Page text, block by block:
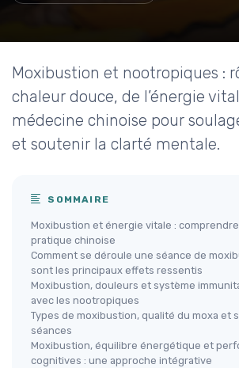
Moxibustion et nootropiques :
chaleur douce, de l’énergie
médecine chinoise pour
et soutenir la clarté mentale.
SOMMAIRE
Moxibustion et énergie vitale : comprendre
pratique chinoise
Comment se déroule une séance de
sont les principaux effets ressentis
Moxibustion, douleurs et système
avec les nootropiques
Types de moxibustion, qualité du moxa et
séances
Moxibustion, équilibre énergétique et
cognitives : une approche intégrative